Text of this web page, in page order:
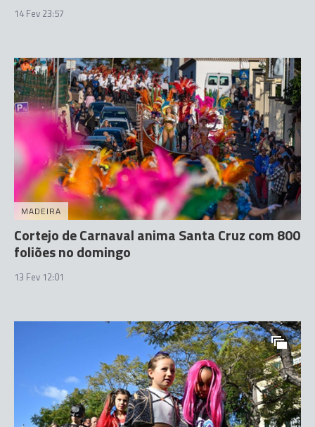
14 Fev 23:57
MADEIRA
Cortejo de Carnaval anima Santa Cruz com 800
foliões no domingo
13 Fev 12:01